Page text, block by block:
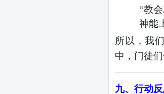
“教
神能
所以，我
中，门徒们
九、行动